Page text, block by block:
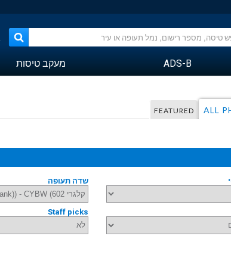
ADS-B מעקב טיסות
FEATURED ALL
שדה תעופה
Staff picks